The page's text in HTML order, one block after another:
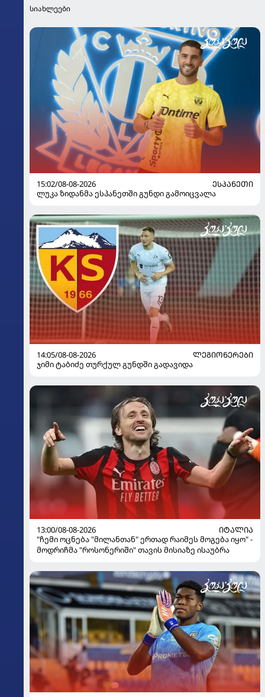
სიახლეები
15:02/08-08-2026
ᲔᲡᲞᲐᲜᲔᲗᲘ
ლუკა ზიდანმა ესპანეთში გუნდი გამოიცვალა
14:05/08-08-2026
ᲚᲔᲒᲘᲝᲜᲔᲠᲔᲑᲘ
ჯიმი ტაბიძე თურქულ გუნდში გადავიდა
13:00/08-08-2026
ᲘᲢᲐᲚᲘᲐ
"ჩემი ოცნება "მილანთან" ერთად რაიმეს მოგება იყო" -
მოდრიჩმა "როსონერიში" თავის მისიაზე ისაუბრა